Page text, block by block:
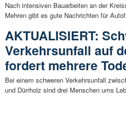
Nach intensiven Bauarbeiten an der
Mehren gibt es gute Nachrichten für
AKTUALISIERT:
Verkehrsunfall auf
fordert mehrere
Bei einem schweren Verkehrsunfall
und Dürrholz sind drei Menschen ums